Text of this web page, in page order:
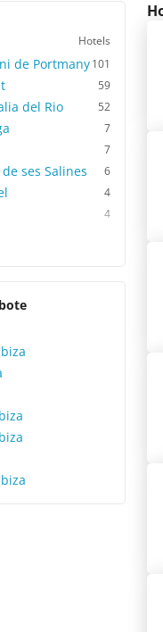
Hotels
de Portmany101
59
del Rio 52
7
7
ses Salines 6
4
4